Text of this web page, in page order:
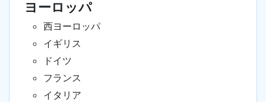
ヨーロッパ
西ヨーロッパ
イギリス
ドイツ
フランス
イタリア